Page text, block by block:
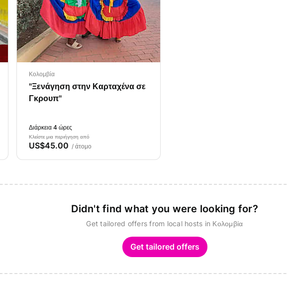
Κολομβία
"Ξενάγηση στην Καρταχένα σε
Γκρουπ"
Διάρκεια 4 ώρες
Κλείστε μια περιήγηση από
US$45.00 / άτομο
Didn't find what you were looking for?
Get tailored offers from local hosts in Κολομβία
Get tailored offers